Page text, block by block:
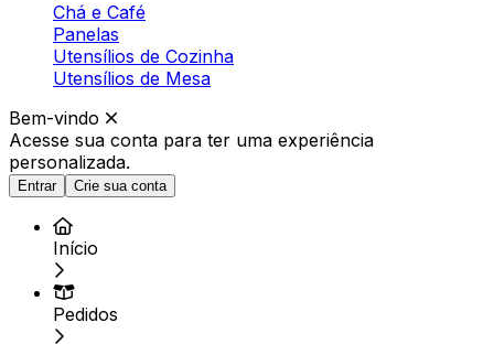
Chá e Café
Panelas
Utensílios de Cozinha
Utensílios de Mesa
Bem-vindo
Acesse sua conta para ter uma experiência
personalizada.
Entrar Crie sua conta
Início
Pedidos